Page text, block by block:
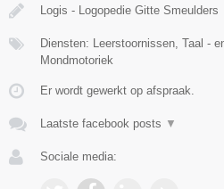
Logis - Logopedie Gitte Smeulders
Diensten: Leerstoornissen, Taal -
Mondmotoriek
Er wordt gewerkt op afspraak.
Laatste facebook posts ▼
Sociale media: